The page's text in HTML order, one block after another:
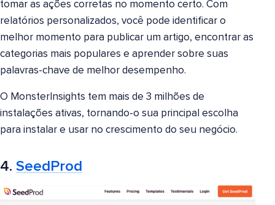
tomar as ações corretas no momento certo. Com
relatórios personalizados, você pode identificar o
melhor momento para publicar um artigo, encontrar as
categorias mais populares e aprender sobre suas
palavras-chave de melhor desempenho.
O MonsterInsights tem mais de 3 milhões de
instalações ativas, tornando-o sua principal escolha
para instalar e usar no crescimento do seu negócio.
4. SeedProd